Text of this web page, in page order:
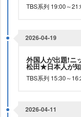
TBS系列 19:00～
2026-04-19
外国人が出題!ニ
松田★日本人が
TBS系列 15:30～
2026-04-11